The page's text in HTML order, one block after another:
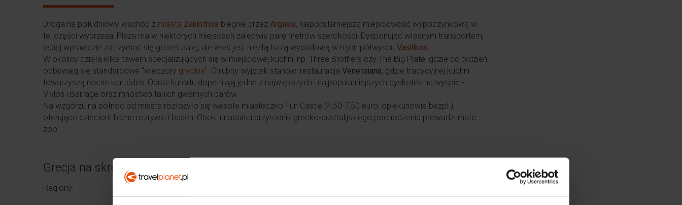
Droga na południowy wschód z miasta Zakinthos biegnie przez Argassi, najpopularniejszą miejscowość wypoczynkową w
tej części wybrzeża. Plaża ma w niektórych miejscach zaledwie parę metrów szerokości. Dysponując własnym transportem,
lepiej wprawdzie zatrzymać się gdzieś dalej, ale wieś jest niezłą bazą wypadową w rejon półwyspu Vasilikos.
W okolicy działa kilka tawern specjalizujących się w miejscowej kuchni, np. Three Brothers czy The Big Plate, gdzie co tydzień
odbywają się standardowe "wieczory greckie". Chlubny wyjątek stanowi restauracja Venetsiana, gdzie tradycyjnej kuchni
towarzyszą nocne kantádes. Obraz kurortu dopełniają jedne z największych i najpopularniejszych dyskotek na wyspie -
Vivlos i Barrage oraz mnóstwo tanich gwarnych barów.
Na wzgórzu na północ od miasta rozłożyło się wesołe miasteczko Fun Castle (4,50-7,50 euro; opiekunowie bezpł.),
oferujące dzieciom liczne rozrywki i basen. Obok lunaparku przyrodnik grecko-australijskiego pochodzenia prowadzi małe
zoo.
Grecja na skróty
Regiony:
Riwiera Olimpijska
Rodos Santorini Thassos